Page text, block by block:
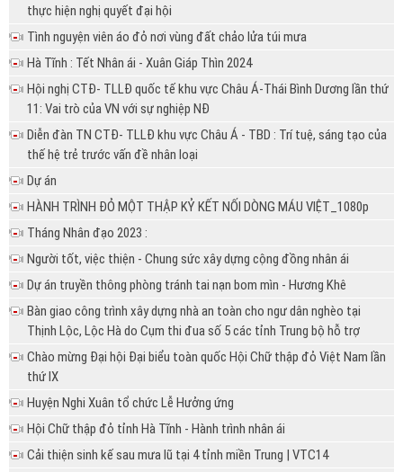
thực hiện nghị quyết đại hội
Tình nguyện viên áo đỏ nơi vùng đất chảo lửa túi mưa
Hà Tĩnh : Tết Nhân ái - Xuân Giáp Thìn 2024
Hội nghị CTĐ- TLLĐ quốc tế khu vực Châu Á-Thái Bình Dương lần thứ
11: Vai trò của VN với sự nghiệp NĐ
Diễn đàn TN CTĐ- TLLĐ khu vực Châu Á - TBD : Trí tuệ, sáng tạo của
thế hệ trẻ trước vấn đề nhân loại
Dự án
HÀNH TRÌNH ĐỎ MỘT THẬP KỶ KẾT NỐI DÒNG MÁU VIỆT_1080p
Tháng Nhân đạo 2023 :
Người tốt, việc thiện - Chung sức xây dựng cộng đồng nhân ái
Dự án truyền thông phòng tránh tai nạn bom mìn - Hương Khê
Bàn giao công trình xây dựng nhà an toàn cho ngư dân nghèo tại
Thịnh Lộc, Lộc Hà do Cụm thi đua số 5 các tỉnh Trung bộ hỗ trợ
Chào mừng Đại hội Đại biểu toàn quốc Hội Chữ thập đỏ Việt Nam lần
thứ IX
Huyện Nghi Xuân tổ chức Lễ Hưởng ứng
Hội Chữ thập đỏ tỉnh Hà Tĩnh - Hành trình nhân ái
Cải thiện sinh kế sau mưa lũ tại 4 tỉnh miền Trung | VTC14